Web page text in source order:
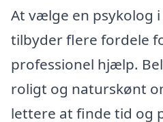
At vælge en psykolog i
tilbyder flere fordele
professionel hjælp.
roligt og naturskønt
lettere at finde tid og